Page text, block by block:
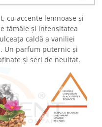
cu accente lemnoase și
tămâie și intensitatea
caldă a vaniliei
Un parfum puternic și
și seri de neuitat.